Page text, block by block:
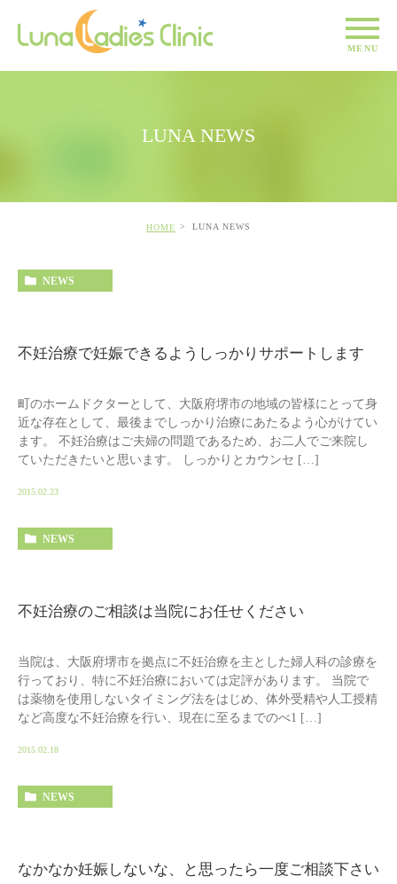
LUNA NEWS
HOME LUNA NEWS
NEWS
不妊治療で妊娠できるようしっかりサポートします
町のホームドクターとして、大阪府堺市の地域の皆様にとって身
近な存在として、最後までしっかり治療にあたるよう心がけてい
ます。 不妊治療はご夫婦の問題であるため、お二人でご来院し
ていただきたいと思います。 しっかりとカウンセ […]
2015.02.23
NEWS
不妊治療のご相談は当院にお任せください
当院は、大阪府堺市を拠点に不妊治療を主とした婦人科の診療を
行っており、特に不妊治療においては定評があります。 当院で
は薬物を使用しないタイミング法をはじめ、体外受精や人工授精
など高度な不妊治療を行い、現在に至るまでのべ1 […]
2015.02.18
NEWS
なかなか妊娠しないな、と思ったら一度ご相談下さい